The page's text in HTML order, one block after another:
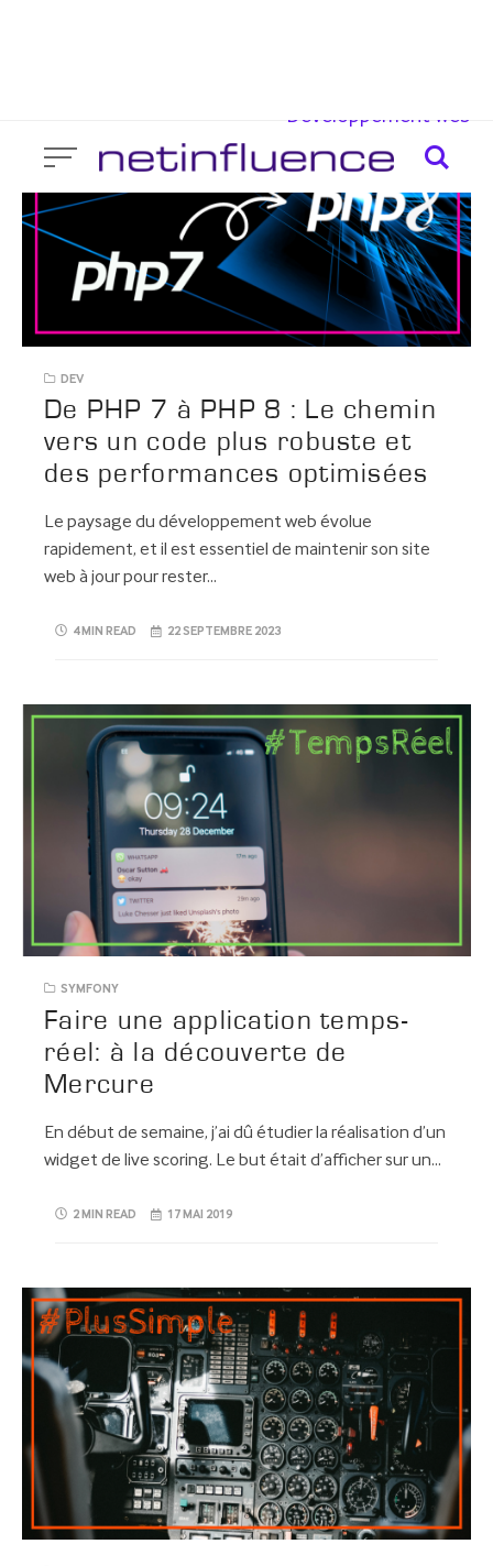
Développement web
DEV
De PHP 7 à PHP 8 : Le chemin
vers un code plus robuste et
des performances optimisées
Le paysage du développement web évolue
rapidement, et il est essentiel de maintenir son site
web à jour pour rester…
4 MIN READ 22 SEPTEMBRE 2023
SYMFONY
Faire une application temps-
réel: à la découverte de
Mercure
En début de semaine, j’ai dû étudier la réalisation d’un
widget de live scoring. Le but était d’afficher sur un…
2 MIN READ 17 MAI 2019